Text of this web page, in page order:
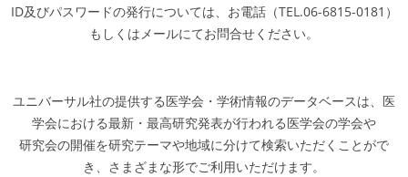
ID及びパスワードの発行については、お電話（TEL.06-6815-0181）
もしくはメールにてお問合せください。
ユニバーサル社の提供する医学会・学術情報のデータベースは、医
学会における最新・最高研究発表が行われる医学会の学会や
研究会の開催を研究テーマや地域に分けて検索いただくことがで
き、さまざまな形でご利用いただけます。